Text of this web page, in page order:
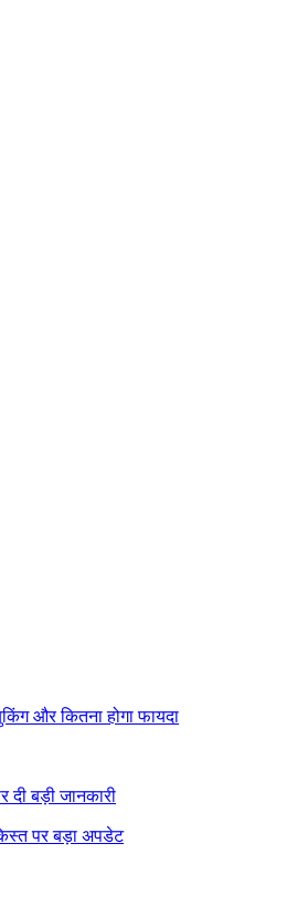
और कितना होगा फायदा
बड़ी जानकारी
पर बड़ा अपडेट